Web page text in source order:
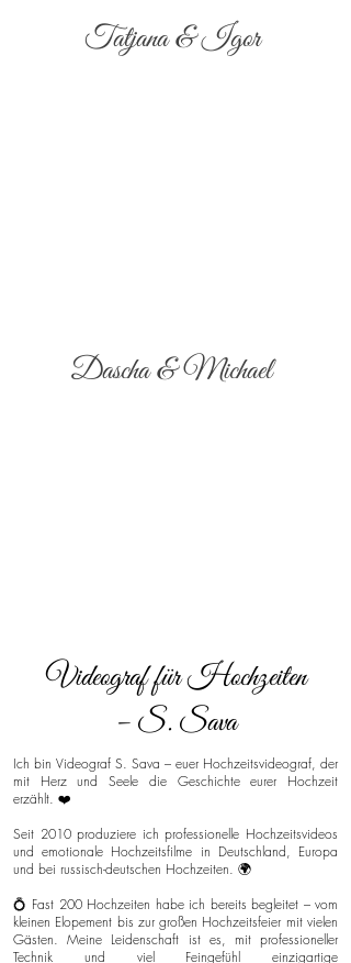
Tatjana & Igor
Dascha & Michael
Videograf für Hochzeiten
– S. Sava
Ich bin Videograf S. Sava – euer Hochzeitsvideograf, der
mit Herz und Seele die Geschichte eurer Hochzeit
erzählt. ❤️
Seit 2010 produziere ich professionelle Hochzeitsvideos
und emotionale Hochzeitsfilme in Deutschland, Europa
und bei russisch-deutschen Hochzeiten. 🌍
💍 Fast 200 Hochzeiten habe ich bereits begleitet – vom
kleinen Elopement bis zur großen Hochzeitsfeier mit vielen
Gästen. Meine Leidenschaft ist es, mit professioneller
Technik und viel Feingefühl einzigartige